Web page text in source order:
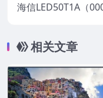
海信LED50T1A（
相关文章